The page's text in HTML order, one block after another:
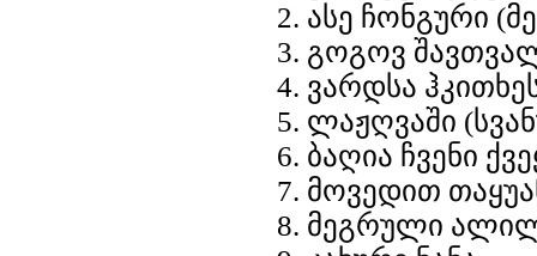
ასე ჩონგური
გოგოვ
ვარდსა
ლაჟღვაში
ბაღია ჩვენი
მოვედით
მეგრული